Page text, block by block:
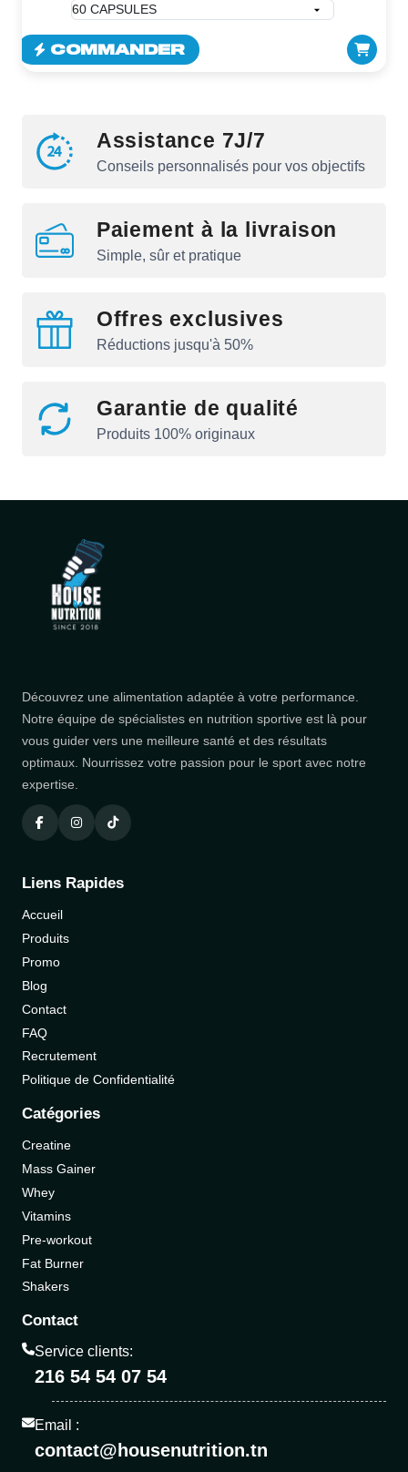
COMMANDER
Assistance 7J/7
Conseils personnalisés pour vos objectifs
Paiement à la livraison
Simple, sûr et pratique
Offres exclusives
Réductions jusqu'à 50%
Garantie de qualité
Produits 100% originaux
Découvrez une alimentation adaptée à votre performance.
Notre équipe de spécialistes en nutrition sportive est là pour
vous guider vers une meilleure santé et des résultats
optimaux. Nourrissez votre passion pour le sport avec notre
expertise.
Liens Rapides
Accueil
Produits
Promo
Blog
Contact
FAQ
Recrutement
Politique de Confidentialité
Catégories
Creatine
Mass Gainer
Whey
Vitamins
Pre-workout
Fat Burner
Shakers
Contact
Service clients:
216 54 54 07 54
Email :
contact@housenutrition.tn